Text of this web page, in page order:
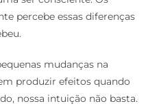
percebe essas diferenças
mudanças na
produzir efeitos quando
nossa intuição não basta.